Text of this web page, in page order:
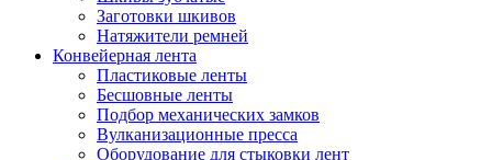
Заготовки шкивов
Натяжители ремней
Конвейерная лента
Пластиковые ленты
Бесшовные ленты
Подбор механических замков
Вулканизационные пресса
Оборудование для стыковки лент